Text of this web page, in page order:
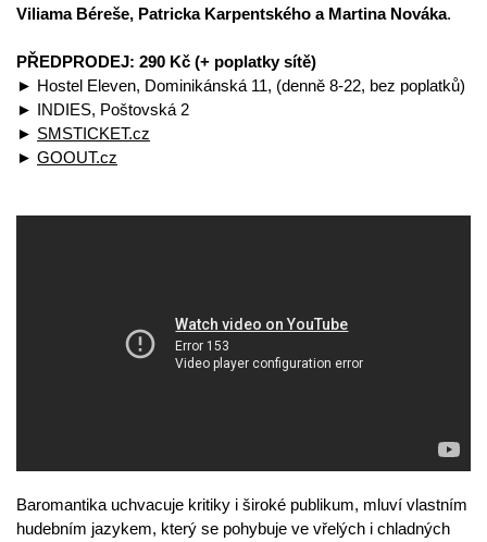
Viliama Béreše, Patricka Karpentského a Martina Nováka.
PŘEDPRODEJ: 290 Kč (+ poplatky sítě)
► Hostel Eleven, Dominikánská 11, (denně 8-22, bez poplatků)
► INDIES, Poštovská 2
► SMSTICKET.cz
► GOOUT.cz
Baromantika uchvacuje kritiky i široké publikum, mluví vlastním
hudebním jazykem, který se pohybuje ve vřelých i chladných